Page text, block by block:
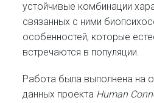
устойчивые комбинации
связанных с ними
особенностей, которые
встречаются в популяции.
Работа была выполнена на
данных проекта Human